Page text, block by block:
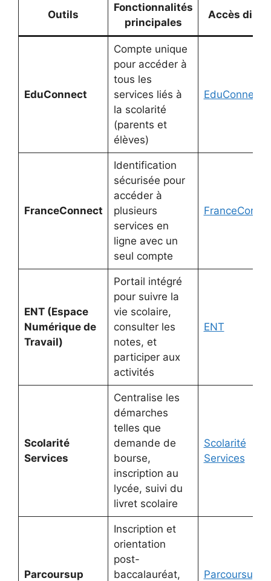
Outils
Fonctionnalités
principales
Accès
EduConnect
Compte unique
pour accéder à
tous les
services liés à
la scolarité
(parents et
élèves)
EduConnect
FranceConnect
Identification
sécurisée pour
accéder à
plusieurs
services en
ligne avec un
seul compte
ENT (Espace
Numérique de
Travail)
Portail intégré
pour suivre la
vie scolaire,
consulter les
notes, et
participer aux
activités
ENT
Scolarité
Services
Centralise les
démarches
telles que
demande de
bourse,
inscription au
lycée, suivi du
livret scolaire
Scolarité
Services
Parcoursup
Inscription et
orientation
post-
baccalauréat,
Parcoursup